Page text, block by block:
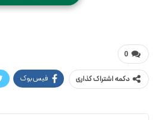
0
دکمه اشتراک گذاری فیس‌بوک